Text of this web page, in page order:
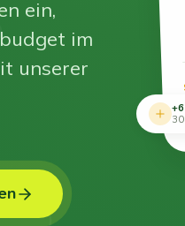
ein,
im
unserer